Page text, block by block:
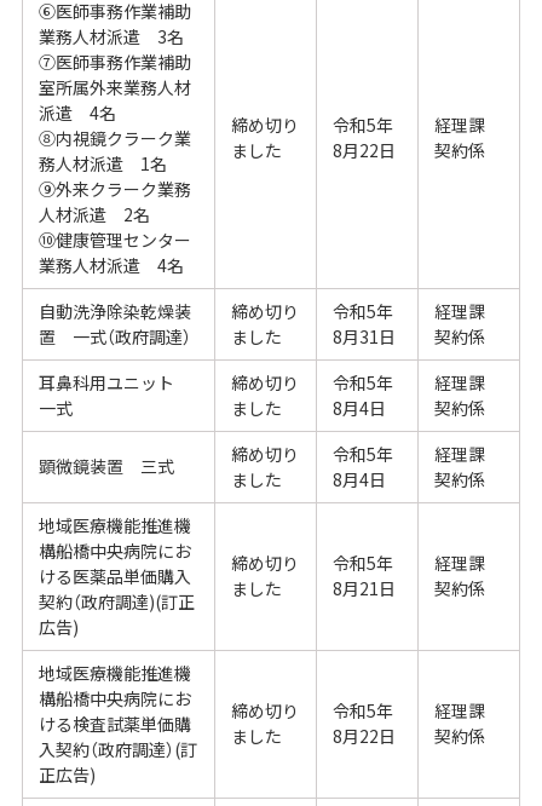
⑥医師事務作業補助
業務人材派遣 3名
⑦医師事務作業補助
室所属外来業務人材
派遣 4名
⑧内視鏡クラーク業
務人材派遣 1名
⑨外来クラーク業務
人材派遣 2名
⑩健康管理センター
業務人材派遣 4名
締め切り
ました
令和5年
8月22日
経理課
契約係
自動洗浄除染乾燥装
置 一式（政府調達）
締め切り
ました
令和5年
8月31日
経理課
契約係
耳鼻科用ユニット
一式
締め切り
ました
令和5年
8月4日
経理課
契約係
顕微鏡装置 三式
締め切り
ました
令和5年
8月4日
経理課
契約係
地域医療機能推進機
構船橋中央病院にお
ける医薬品単価購入
契約（政府調達)(訂正
広告)
締め切り
ました
令和5年
8月21日
経理課
契約係
地域医療機能推進機
構船橋中央病院にお
ける検査試薬単価購
入契約（政府調達）(訂
正広告)
締め切り
ました
令和5年
8月22日
経理課
契約係